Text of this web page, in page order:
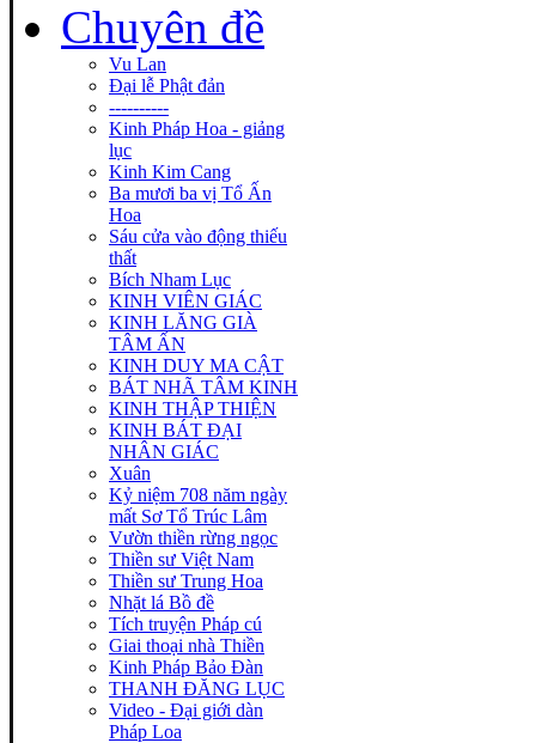
Chuyên đề
Vu Lan
Đại lễ Phật đản
----------
Kinh Pháp Hoa - giảng
lục
Kinh Kim Cang
Ba mươi ba vị Tổ Ấn
Hoa
Sáu cửa vào động thiếu
thất
Bích Nham Lục
KINH VIÊN GIÁC
KINH LĂNG GIÀ
TÂM ẤN
KINH DUY MA CẬT
BÁT NHÃ TÂM KINH
KINH THẬP THIỆN
KINH BÁT ĐẠI
NHÂN GIÁC
Xuân
Kỷ niệm 708 năm ngày
mất Sơ Tổ Trúc Lâm
Vườn thiền rừng ngọc
Thiền sư Việt Nam
Thiền sư Trung Hoa
Nhặt lá Bồ đề
Tích truyện Pháp cú
Giai thoại nhà Thiền
Kinh Pháp Bảo Đàn
THANH ĐĂNG LỤC
Video - Đại giới dàn
Pháp Loa